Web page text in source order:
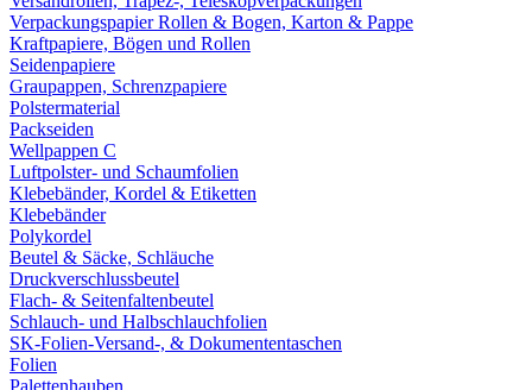
Verpackungspapier Rollen & Bogen, Karton & Pappe
Kraftpapiere, Bögen und Rollen
Seidenpapiere
Graupappen, Schrenzpapiere
Polstermaterial
Packseiden
Wellpappen C
Luftpolster- und Schaumfolien
Klebebänder, Kordel & Etiketten
Klebebänder
Polykordel
Beutel & Säcke, Schläuche
Druckverschlussbeutel
Flach- & Seitenfaltenbeutel
Schlauch- und Halbschlauchfolien
SK-Folien-Versand-, & Dokumententaschen
Folien